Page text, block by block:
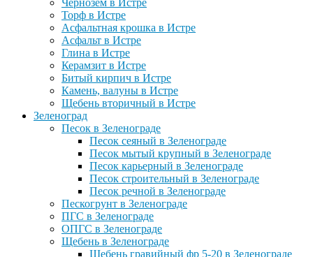
Торф в Истре
Асфальтная крошка в Истре
Асфальт в Истре
Глина в Истре
Керамзит в Истре
Битый кирпич в Истре
Камень, валуны в Истре
Щебень вторичный в Истре
Зеленоград
Песок в Зеленограде
Песок сеяный в Зеленограде
Песок мытый крупный в Зеленограде
Песок карьерный в Зеленограде
Песок строительный в Зеленограде
Песок речной в Зеленограде
Пескогрунт в Зеленограде
ПГС в Зеленограде
ОПГС в Зеленограде
Щебень в Зеленограде
Щебень гравийный фр 5-20 в Зеленограде